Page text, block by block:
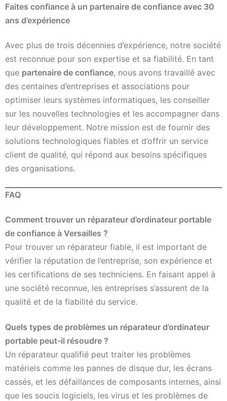
Faites confiance à un partenaire de confiance avec 30
ans d’expérience
Avec plus de trois décennies d’expérience, notre société
est reconnue pour son expertise et sa fiabilité. En tant
que partenaire de confiance, nous avons travaillé avec
des centaines d’entreprises et associations pour
optimiser leurs systèmes informatiques, les conseiller
sur les nouvelles technologies et les accompagner dans
leur développement. Notre mission est de fournir des
solutions technologiques fiables et d’offrir un service
client de qualité, qui répond aux besoins spécifiques
des organisations.
FAQ
Comment trouver un réparateur d’ordinateur portable
de confiance à Versailles ?
Pour trouver un réparateur fiable, il est important de
vérifier la réputation de l’entreprise, son expérience et
les certifications de ses techniciens. En faisant appel à
une société reconnue, les entreprises s’assurent de la
qualité et de la fiabilité du service.
Quels types de problèmes un réparateur d’ordinateur
portable peut-il résoudre ?
Un réparateur qualifié peut traiter les problèmes
matériels comme les pannes de disque dur, les écrans
cassés, et les défaillances de composants internes, ainsi
que les soucis logiciels, les virus et les problèmes de